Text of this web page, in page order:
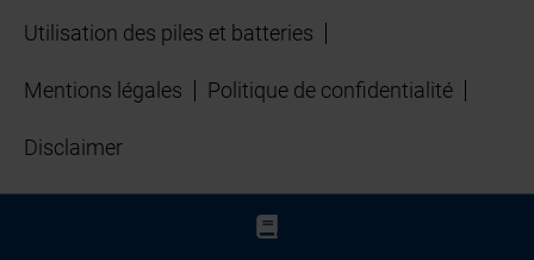
Utilisation des piles et batteries
Mentions légales Politique de confidentialité
Disclaimer